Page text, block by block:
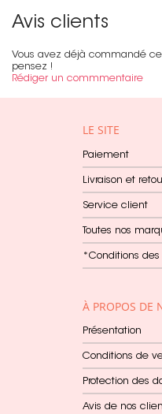
Avis clients
Vous avez déjà commandé
pensez !
Rédiger un commmentaire
LE SITE
Paiement
Livraison et
Service client
Toutes nos
*Conditions des
À PROPOS DE
Présentation
Conditions de
Protection des
Avis de nos